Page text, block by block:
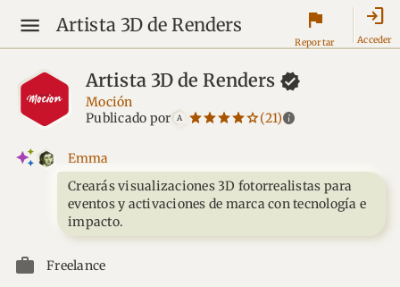
Artista 3D de Renders flag
Reportar
login
Acceder
Artista 3D de Renders
Moción
Publicado por
A star_borderstar_borderstar_borderstar_borderstar_border
starstarstarstarstar(21)info
Emma
Crearás visualizaciones 3D fotorrealistas para
eventos y activaciones de marca con tecnología e
impacto.
Freelance